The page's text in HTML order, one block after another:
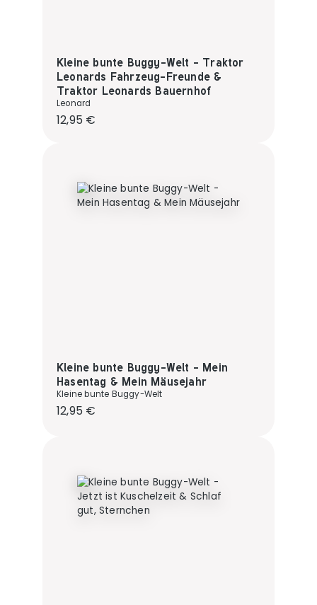
Kleine bunte Buggy-Welt - Traktor
Leonards Fahrzeug-Freunde &
Traktor Leonards Bauernhof
Leonard
Regulärer Preis:
12,95 €
Kleine bunte Buggy-Welt - Mein
Hasentag & Mein Mäusejahr
Kleine bunte Buggy-Welt
Regulärer Preis:
12,95 €